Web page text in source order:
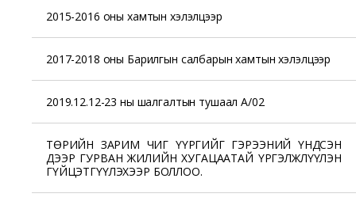
2015-2016 оны хамтын хэлэлцээр
2017-2018 оны Барилгын салбарын хамтын хэлэлцээр
2019.12.12-23 ны шалгалтын тушаал А/02
ТӨРИЙН ЗАРИМ ЧИГ ҮҮРГИЙГ ГЭРЭЭНИЙ ҮНДСЭН
ДЭЭР ГУРВАН ЖИЛИЙН ХУГАЦААТАЙ ҮРГЭЛЖЛҮҮЛЭН
ГҮЙЦЭТГҮҮЛЭХЭЭР БОЛЛОО.